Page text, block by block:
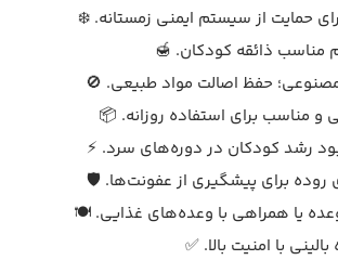
حمایت از سیستم ایمنی زمستانه. ❄️
مناسب ذائقه کودکان. 🍯
حفظ اصالت مواد طبیعی. 🚫
و مناسب برای استفاده روزانه. 📦
رشد کودکان در دوره‌های سرد. ⚡
روده برای پیشگیری از عفونت‌ها. 🛡️
یا همراهی با وعده‌های غذایی. 🍽️
با امنیت بالا. ✅